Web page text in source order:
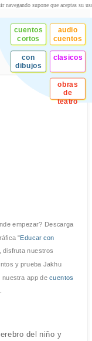
cuentos
cortos
audio
cuentos
con
dibujos
clasicos
obras
de
teatro
empezar? Descarga
"Educar con
disfruta nuestros
y prueba Jakhu
nuestra app decuentos
.
del niño y
supone que aceptas su